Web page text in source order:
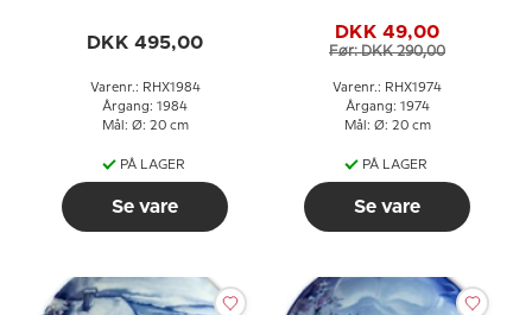
DKK 495,00
Varenr.: RHX1984
Årgang: 1984
Mål: Ø: 20 cm
PÅ LAGER
Se vare
DKK 49,00
Før: DKK 290,00
Varenr.: RHX1974
Årgang: 1974
Mål: Ø: 20 cm
PÅ LAGER
Se vare